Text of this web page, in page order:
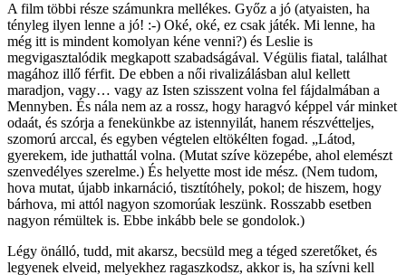
A film többi része számunkra mellékes. Győz a jó (atyaisten, ha
tényleg ilyen lenne a jó! :-) Oké, oké, ez csak játék. Mi lenne, ha
még itt is mindent komolyan kéne venni?) és Leslie is
megvigasztalódik megkapott szabadságával. Végülis fiatal, találhat
magához illő férfit. De ebben a női rivalizálásban alul kellett
maradjon, vagy… vagy az Isten szisszent volna fel fájdalmában a
Mennyben. És nála nem az a rossz, hogy haragvó képpel vár minket
odaát, és szórja a fenekünkbe az istennyilát, hanem részvétteljes,
szomorú arccal, és egyben végtelen eltökélten fogad. „Látod,
gyerekem, ide juthattál volna. (Mutat szíve közepébe, ahol elemészt
szenvedélyes szerelme.) És helyette most ide mész. (Nem tudom,
hova mutat, újabb inkarnáció, tisztítóhely, pokol; de hiszem, hogy
bárhova, mi attól nagyon szomorúak leszünk. Rosszabb esetben
nagyon rémültek is. Ebbe inkább bele se gondolok.)
Légy önálló, tudd, mit akarsz, becsüld meg a téged szeretőket, és
legyenek elveid, melyekhez ragaszkodsz, akkor is, ha szívni kell